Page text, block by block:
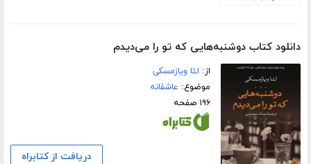
دانلود کتاب دوشنبه‌هایی که تو را می‌دیدم
از: لئا ویازمسکی
موضوع: عاشقانه
۱۹۶ صفحه
دریافت از کتابراه